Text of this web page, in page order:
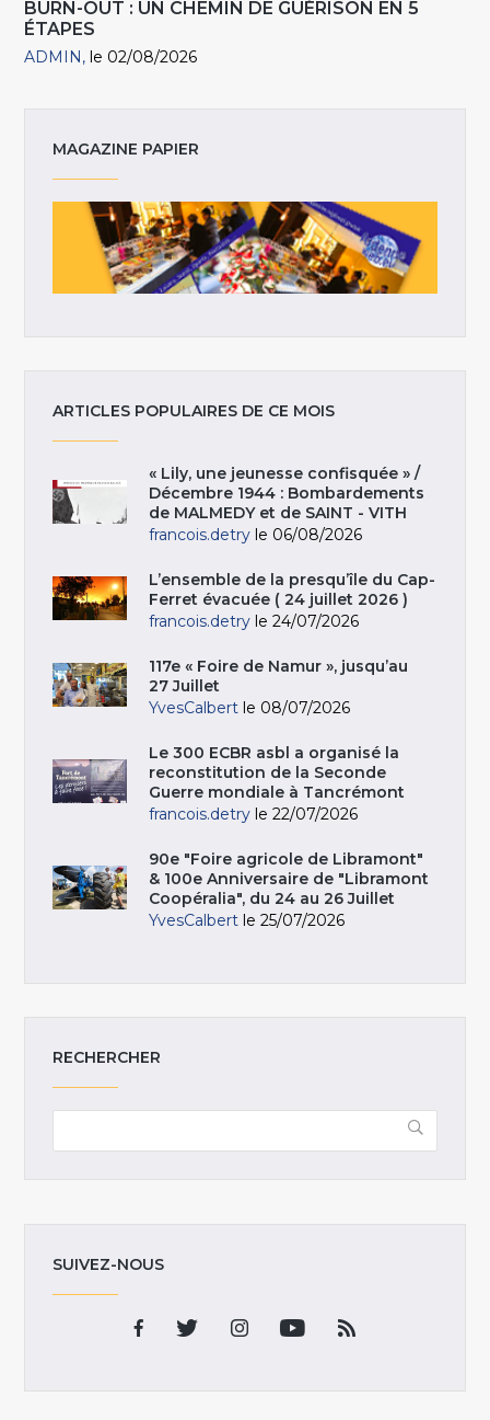
BURN-OUT : UN CHEMIN DE GUÉRISON EN 5
ÉTAPES
ADMIN le 02/08/2026
MAGAZINE PAPIER
ARTICLES POPULAIRES DE CE MOIS
« Lily, une jeunesse confisquée » /
Décembre 1944 : Bombardements
de MALMEDY et de SAINT - VITH
francois.detry le 06/08/2026
L’ensemble de la presqu’île du Cap-
Ferret évacuée ( 24 juillet 2026 )
francois.detry le 24/07/2026
117e « Foire de Namur », jusqu’au
27 Juillet
YvesCalbert le 08/07/2026
Le 300 ECBR asbl a organisé la
reconstitution de la Seconde
Guerre mondiale à Tancrémont
francois.detry le 22/07/2026
90e "Foire agricole de Libramont"
& 100e Anniversaire de "Libramont
Coopéralia", du 24 au 26 Juillet
YvesCalbert le 25/07/2026
RECHERCHER
SUIVEZ-NOUS